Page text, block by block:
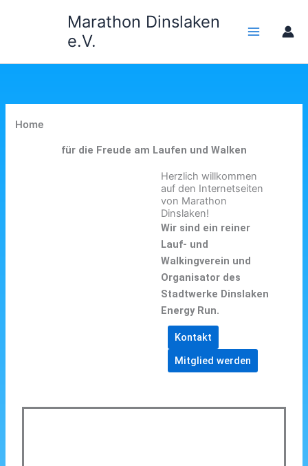
Marathon Dinslaken
e.V.
Home
für die Freude am Laufen und Walken
Herzlich willkommen
auf den Internetseiten
von Marathon
Dinslaken!
Wir sind ein reiner
Lauf- und
Walkingverein und
Organisator des
Stadtwerke Dinslaken
Energy Run.
Kontakt
Mitglied werden